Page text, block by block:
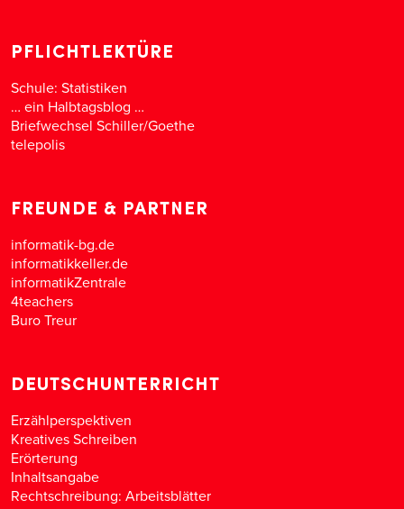
PFLICHTLEKTÜRE
Schule: Statistiken
… ein Halbtagsblog …
Briefwechsel Schiller/Goethe
telepolis
FREUNDE & PARTNER
informatik-bg.de
informatikkeller.de
informatikZentrale
4teachers
Buro Treur
DEUTSCHUNTERRICHT
Erzählperspektiven
Kreatives Schreiben
Erörterung
Inhaltsangabe
Rechtschreibung: Arbeitsblätter